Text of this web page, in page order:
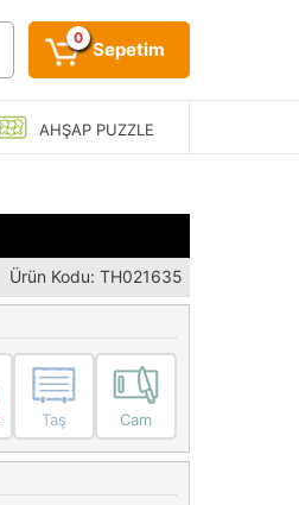
0
Sepetim
AHŞAPPUZZLE
Ürün Kodu: TH021635
Taş Cam